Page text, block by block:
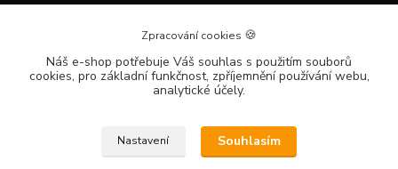
NEJPRODÁVANĚJŠÍ
DWE6423 DeWALT Pěstní excentrická bruska 125 mm
DCGG571NK DeWALT Mazací lis / maznice 18 V XR Li-Ion samostatný
Zpracování cookies 🍪
Náš e-shop potřebuje Váš souhlas s použitím souborů
cookies, pro základní funkčnost, zpříjemnění používání webu,
analytické účely.
Nastavení Souhlasím